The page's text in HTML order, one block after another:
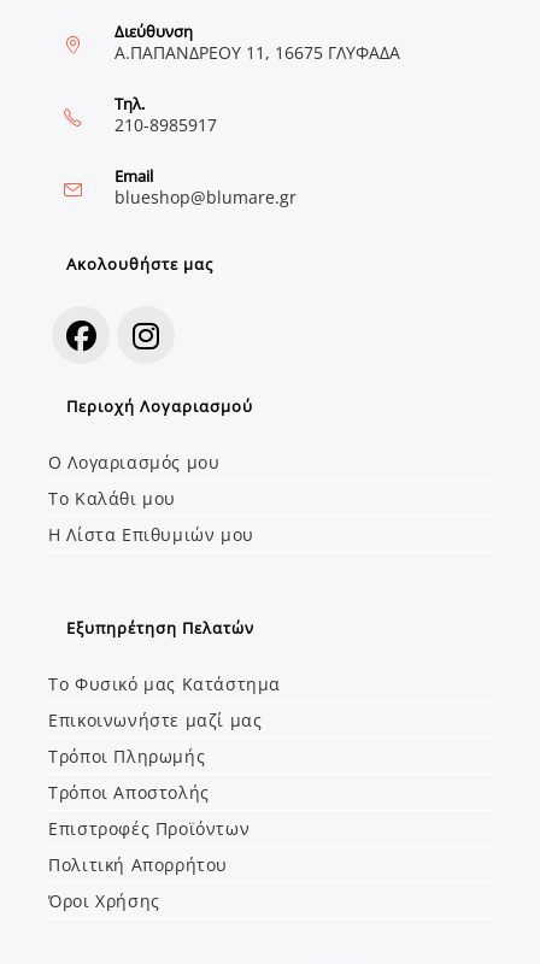
Διεύθυνση
Α.ΠΑΠΑΝΔΡΕΟΥ 11, 16675 ΓΛΥΦΑΔΑ
Τηλ.
210-8985917
Email
blueshop@blumare.grOpens
Ακολουθήστε μας
new
tab
in
new
tab
Περιοχή Λογαριασμού
Ο Λογαριασμός μου
Το Καλάθι μου
Η Λίστα Επιθυμιών μου
Εξυπηρέτηση Πελατών
Το Φυσικό μας Κατάστημα
Επικοινωνήστε μαζί μας
Τρόποι Πληρωμής
Τρόποι Αποστολής
Επιστροφές Προϊόντων
Πολιτική Απορρήτου
Όροι Χρήσης